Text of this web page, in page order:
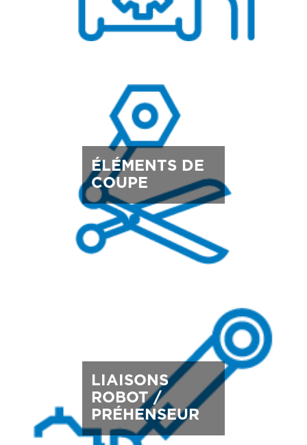
ÉLÉMENTS DE
COUPE
LIAISONS
ROBOT /
PRÉHENSEUR